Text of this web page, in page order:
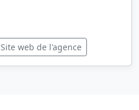
Site web de l'agence